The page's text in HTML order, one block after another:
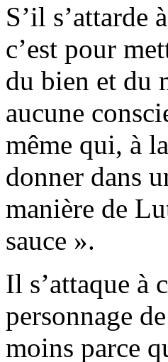
S’il s’attarde
c’est pour
du bien et du
aucune
même qui, à
donner dans
manière de
sauce ».
Il s’attaque à
personnage
moins parce